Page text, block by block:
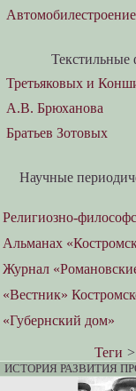
Автомобилестроение
Текстильные
×Третьяковых и
А.В. Брюханова
×Братьев Зотовых
Научные
Религиозно-
Альманах
Журнал
«Вестник»
«Губернский дом»
Теги
ИСТОРИЯ РАЗВИТИЯ